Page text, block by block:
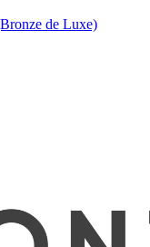
de Luxe)